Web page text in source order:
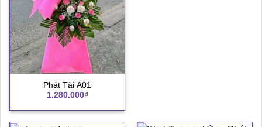
Phát Tài A01
1.280.000₫